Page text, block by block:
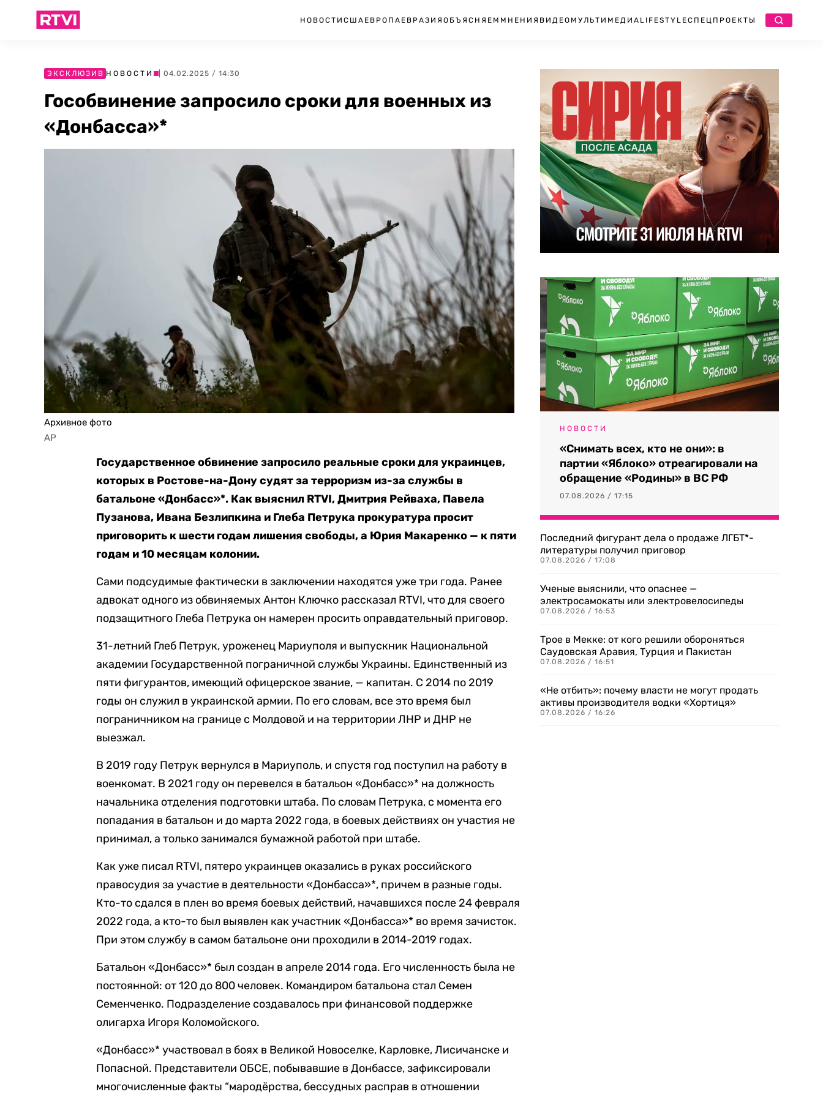
НОВОСТИ США ЕВРОПА ЕВРАЗИЯ ОБЪЯСНЯЕМ МНЕНИЯ ВИДЕО МУЛЬТИМЕДИА LIFESTYLEСПЕЦПРОЕКТЫ
ЭКСКЛЮЗИВ НОВОСТИ | 04.02.2025 / 14:30
Гособвинение запросило сроки для военных из
«Донбасса»*
Архивное фото
AP
Государственное обвинение запросило реальные сроки для украинцев,
которых в Ростове-на-Дону судят за терроризм из-за службы в
батальоне «Донбасс»*. Как выяснил RTVI, Дмитрия Рейваха, Павела
Пузанова, Ивана Безлипкина и Глеба Петрука прокуратура просит
приговорить к шести годам лишения свободы, а Юрия Макаренко — к пяти
годам и 10 месяцам колонии.
Сами подсудимые фактически в заключении находятся уже три года. Ранее
адвокат одного из обвиняемых Антон Ключко рассказал RTVI, что для своего
подзащитного Глеба Петрука он намерен просить оправдательный приговор.
31-летний Глеб Петрук, уроженец Мариуполя и выпускник Национальной
академии Государственной пограничной службы Украины. Единственный из
пяти фигурантов, имеющий офицерское звание, — капитан. С 2014 по 2019
годы он служил в украинской армии. По его словам, все это время был
пограничником на границе с Молдовой и на территории ЛНР и ДНР не
выезжал.
В 2019 году Петрук вернулся в Мариуполь, и спустя год поступил на работу в
военкомат. В 2021 году он перевелся в батальон «Донбасс»* на должность
начальника отделения подготовки штаба. По словам Петрука, с момента его
попадания в батальон и до марта 2022 года, в боевых действиях он участия не
принимал, а только занимался бумажной работой при штабе.
Как уже писал RTVI, пятеро украинцев оказались в руках российского
правосудия за участие в деятельности «Донбасса»*, причем в разные годы.
Кто-то сдался в плен во время боевых действий, начавшихся после 24 февраля
2022 года, а кто-то был выявлен как участник «Донбасса»* во время зачисток.
При этом службу в самом батальоне они проходили в 2014-2019 годах.
Батальон «Донбасс»* был создан в апреле 2014 года. Его численность была не
постоянной: от 120 до 800 человек. Командиром батальона стал Семен
Семенченко. Подразделение создавалось при финансовой поддержке
олигарха Игоря Коломойского.
«Донбасс»* участвовал в боях в Великой Новоселке, Карловке, Лисичанске и
Попасной. Представители ОБСЕ, побывавшие в Донбассе, зафиксировали
многочисленные факты “мародёрства, бессудных расправ в отношении
НОВОСТИ
«Снимать всех, кто не они»: в
партии «Яблоко» отреагировали на
обращение «Родины» в ВС РФ
07.08.2026 / 17:15
Последний фигурант дела о продаже ЛГБТ*-
литературы получил приговор
07.08.2026 / 17:08
Ученые выяснили, что опаснее —
электросамокаты или электровелосипеды
07.08.2026 / 16:53
Трое в Мекке: от кого решили обороняться
Саудовская Аравия, Турция и Пакистан
07.08.2026 / 16:51
«Не отбить»: почему власти не могут продать
активы производителя водки «Хортиця»
07.08.2026 / 16:26